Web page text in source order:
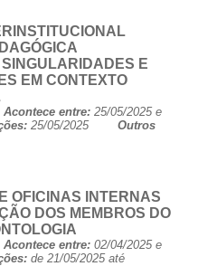
E
EM CONTEXTO
Acontece entre: 25/05/2025 e
25/05/2025 Outros
OFICINAS INTERNAS
DOS MEMBROS DO
Acontece entre: 02/04/2025 e
de 21/05/2025 até